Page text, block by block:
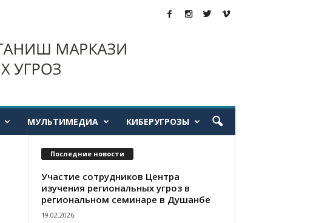
МУЛЬТИМЕДИА КИБЕРУГРОЗЫ
Последние новости
Участие сотрудников Центра
изучения региональных угроз в
региональном семинаре в Душанбе
19.02.2026